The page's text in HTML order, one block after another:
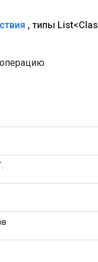
, типы